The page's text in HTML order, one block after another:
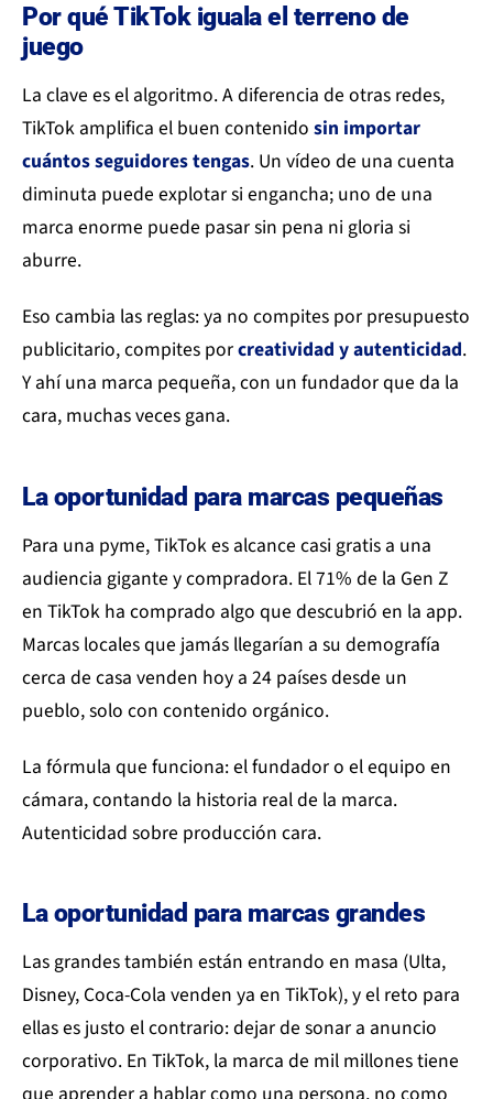
Por qué TikTok iguala el terreno de
juego
La clave es el algoritmo. A diferencia de otras redes,
TikTok amplifica el buen contenido sin importar
cuántos seguidores tengas. Un vídeo de una cuenta
diminuta puede explotar si engancha; uno de una
marca enorme puede pasar sin pena ni gloria si
aburre.
Eso cambia las reglas: ya no compites por presupuesto
publicitario, compites porcreatividad y autenticidad.
Y ahí una marca pequeña, con un fundador que da la
cara, muchas veces gana.
La oportunidad para marcas pequeñas
Para una pyme, TikTok es alcance casi gratis a una
audiencia gigante y compradora. El 71% de la Gen Z
en TikTok ha comprado algo que descubrió en la app.
Marcas locales que jamás llegarían a su demografía
cerca de casa venden hoy a 24 países desde un
pueblo, solo con contenido orgánico.
La fórmula que funciona: el fundador o el equipo en
cámara, contando la historia real de la marca.
Autenticidad sobre producción cara.
La oportunidad para marcas grandes
Las grandes también están entrando en masa (Ulta,
Disney, Coca-Cola venden ya en TikTok), y el reto para
ellas es justo el contrario: dejar de sonar a anuncio
corporativo. En TikTok, la marca de mil millones tiene